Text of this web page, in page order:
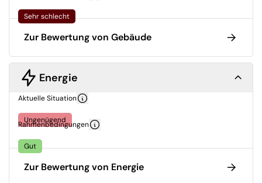
Sehr schlecht
Zur Bewertung von Gebäude
Energie
Aktuelle Situation
Ungenügend
Rahmenbedingungen
Gut
Zur Bewertung von Energie